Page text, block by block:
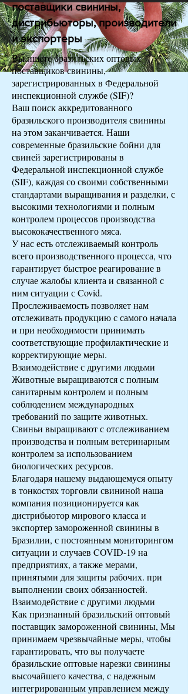
поставщики свинины,
дистрибьюторы, производители
и экспортеры
Вы ищете бразильских оптовых
поставщиков свинины,
зарегистрированных в Федеральной
инспекционной службе (SIF)?
Ваш поиск аккредитованного
бразильского производителя свинины
на этом заканчивается. Наши
современные бразильские бойни для
свиней зарегистрированы в
Федеральной инспекционной службе
(SIF), каждая со своими собственными
стандартами выращивания и разделки, с
высокими технологиями и полным
контролем процессов производства
высококачественного мяса.
У нас есть отслеживаемый контроль
всего производственного процесса, что
гарантирует быстрое реагирование в
случае жалобы клиента и связанной с
ним ситуации с Covid.
Прослеживаемость позволяет нам
отслеживать продукцию с самого начала
и при необходимости принимать
соответствующие профилактические и
корректирующие меры.
Взаимодействие с другими людьми
Животные выращиваются с полным
санитарным контролем и полным
соблюдением международных
требований по защите животных.
Свиньи выращивают с отслеживанием
производства и полным ветеринарным
контролем за использованием
биологических ресурсов.
Благодаря нашему выдающемуся опыту
в тонкостях торговли свининой наша
компания позиционируется как
дистрибьютор мирового класса и
экспортер замороженной свинины в
Бразилии, с постоянным мониторингом
ситуации и случаев COVID-19 на
предприятиях, а также мерами,
принятыми для защиты рабочих. при
выполнении своих обязанностей.
Взаимодействие с другими людьми
Как признанный бразильский оптовый
поставщик замороженной свинины, Мы
принимаем чрезвычайные меры, чтобы
гарантировать, что вы получаете
бразильские оптовые нарезки свинины
высочайшего качества, с надежным
интегрированным управлением между